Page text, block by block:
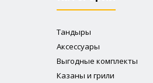
Тандыры
Аксессуары
Выгодные комплекты
Казаны и грили